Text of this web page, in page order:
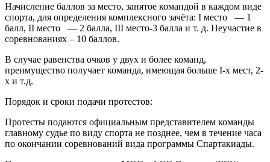
Начисление баллов за место, занятое командой в каждом виде
спорта, для определения комплексного зачёта: I место — 1
балл, II место — 2 балла, III место-3 балла и т. д. Неучастие в
соревнованиях – 10 баллов.
В случае равенства очков у двух и более команд,
преимущество получает команда, имеющая больше I-х мест, 2-
х и т.д.
Порядок и сроки подачи протестов:
Протесты подаются официальным представителем команды
главному судье по виду спорта не позднее, чем в течение часа
по окончании соревнований вида программы Спартакиады.